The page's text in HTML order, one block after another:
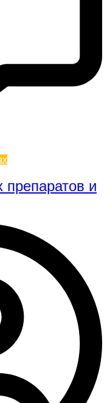
препаратов и